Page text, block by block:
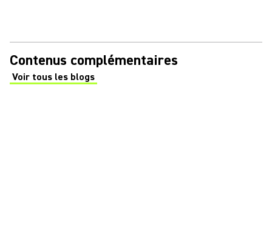
Contenus complémentaires
Voir tous les blogs
(Opens in a new tab)